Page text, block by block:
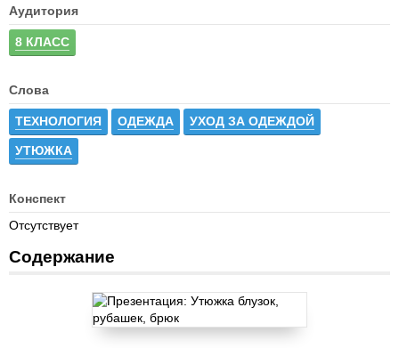
Аудитория
8 КЛАСС
Слова
ТЕХНОЛОГИЯ ОДЕЖДА УХОД ЗА ОДЕЖДОЙ
УТЮЖКА
Конспект
Отсутствует
Содержание